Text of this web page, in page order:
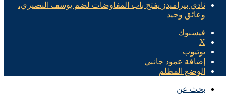
نادي بيراميدز يفتح باب المفاوضات لضم يوسف النصيري،
وعائق وحيد
فيسبوك
X
يوتيوب
إضافة عمود جانبي
الوضع المظلم
بحث عن